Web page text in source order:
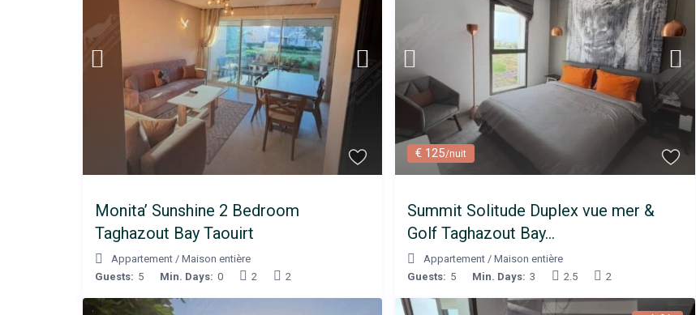
Monita’ Sunshine 2 Bedroom
Taghazout Bay Taouirt
Appartement / Maison entière
Guests: 5 Min. Days: 0 2 2
€ 125/nuit
Summit Solitude Duplex vue mer &
Golf Taghazout Bay...
Appartement /Maison entière
Guests: 5 Min. Days: 3 2.5 2